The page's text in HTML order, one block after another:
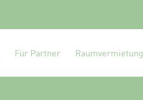
Für Partner Raumvermietung